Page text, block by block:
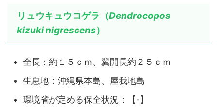
リュウキュウコゲラ（Dendrocopos
kizukinigrescens）
全長：約１５ｃｍ、翼開長約２５ｃｍ
生息地：沖縄県本島、屋我地島
環境省が定める保全状況：【-】